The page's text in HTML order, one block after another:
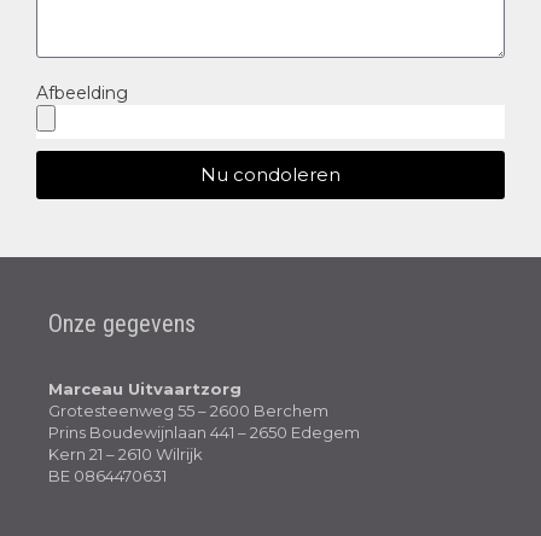
Afbeelding
Nu condoleren
Onze gegevens
Marceau Uitvaartzorg
Grotesteenweg 55 – 2600 Berchem
Prins Boudewijnlaan 441 – 2650 Edegem
Kern 21 – 2610 Wilrijk
BE 0864470631